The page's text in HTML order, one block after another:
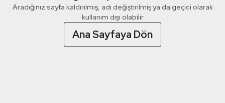
Aradığınız sayfa kaldırılmış, adı değiştirilmiş ya da geçici olarak
kullanım dışı olabilir
Ana Sayfaya Dön